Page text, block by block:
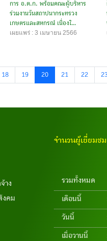
การ อ.ต.ก. พร้อมคณะผู้บริหาร
ร่วมงานวันสถาปนากระทรวง
เกษตรและสหกรณ์ เนื่องใ...
เผยแพร่ : 3 เมษายน 2566
18 19 20 21 22
าง
งคม
จำนวนผู้เยี่ยมช
รวมทั้งหมด
เดือนนี้
วันนี้
เมื่อวานนี้